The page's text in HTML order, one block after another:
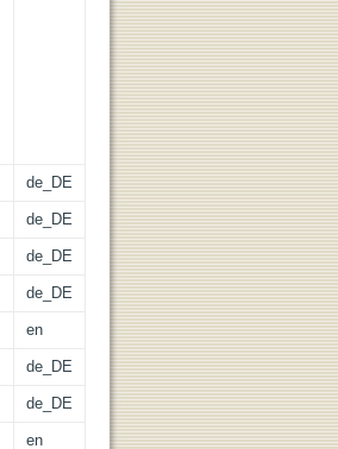
de_DE
de_DE
de_DE
de_DE
en
de_DE
de_DE
en